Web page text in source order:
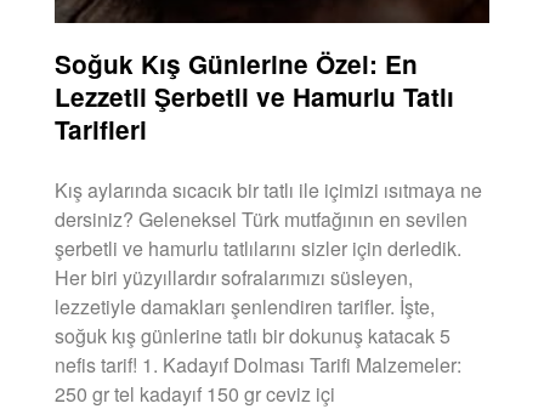
Soğuk Kış Günlerine Özel: En
Lezzetli Şerbetli ve Hamurlu Tatlı
Tarifleri
Kış aylarında sıcacık bir tatlı ile içimizi ısıtmaya ne
dersiniz? Geleneksel Türk mutfağının en sevilen
şerbetli ve hamurlu tatlılarını sizler için derledik.
Her biri yüzyıllardır sofralarımızı süsleyen,
lezzetiyle damakları şenlendiren tarifler. İşte,
soğuk kış günlerine tatlı bir dokunuş katacak 5
nefis tarif! 1. Kadayıf Dolması Tarifi Malzemeler:
250 gr tel kadayıf 150 gr ceviz içi